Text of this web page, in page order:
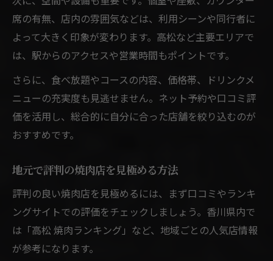
席の有無、店内の雰囲気などは、利用シーンや同行者に
よって大きく印象が変わります。高松など主要エリアで
は、駅からのアクセスや営業時間もポイントです。
さらに、食べ放題やコースの内容、価格帯、ドリンクメ
ニューの充実度も見逃せません。ネット予約や口コミ評
価を活用し、総合的に自分に合った店舗を絞り込むのが
おすすめです。
地元で評判の焼肉店を見極める方法
評判の良い焼肉店を見極めるには、まず口コミやランキ
ングサイトでの評価をチェックしましょう。香川県内で
は「高松 焼肉ランキング」など、地域ごとの人気店情報
が参考になります。